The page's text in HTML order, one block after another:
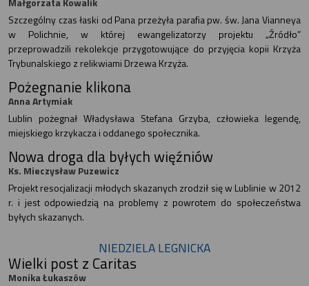
Szczególny czas łaski od Pana przeżyła parafia pw. św. Jana Vianneya
w Polichnie, w której ewangelizatorzy projektu „Źródło”
przeprowadzili rekolekcje przygotowujące do przyjęcia kopii Krzyża
Trybunalskiego z relikwiami Drzewa Krzyża.
Pożegnanie klikona
Anna Artymiak
Lublin pożegnał Władysława Stefana Grzyba, człowieka legendę,
miejskiego krzykacza i oddanego społecznika.
Nowa droga dla byłych więźniów
Ks. Mieczysław Puzewicz
Projekt resocjalizacji młodych skazanych zrodził się w Lublinie w 2012
r. i jest odpowiedzią na problemy z powrotem do społeczeństwa
byłych skazanych.
NIEDZIELA LEGNICKA
Wielki post z Caritas
Monika Łukaszów